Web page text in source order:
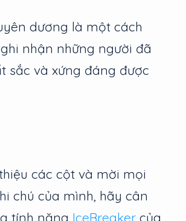
dương là một cách
nhận những người đã
sắc và xứng đáng được
các cột và mời mọi
chú của mình, hãy cân
tính năng IceBreaker của